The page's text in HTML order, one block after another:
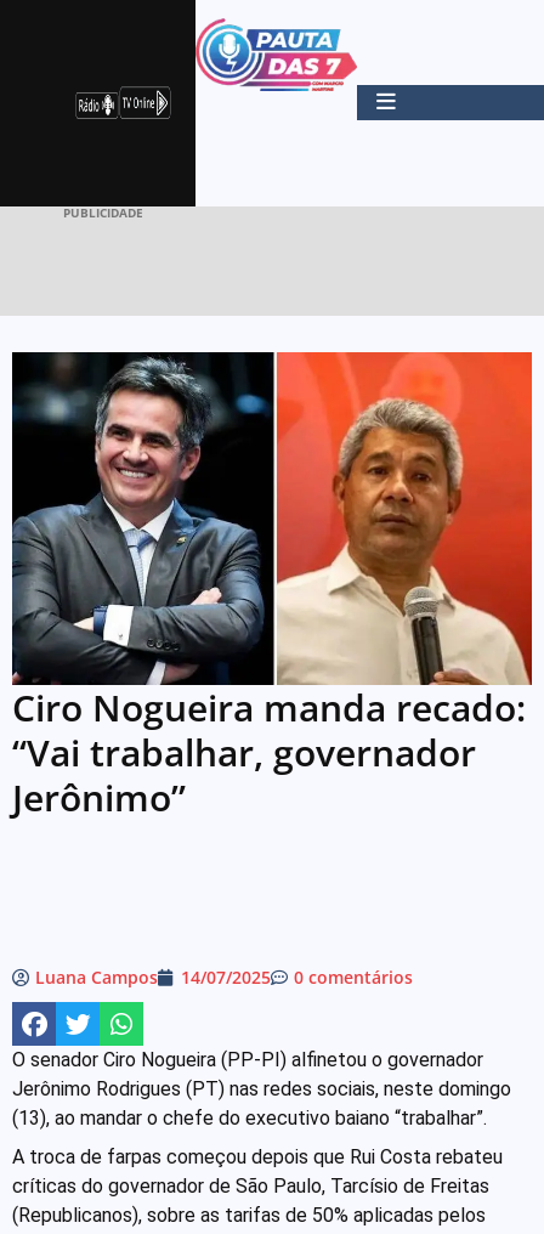
PUBLICIDADE
Ciro Nogueira manda recado:
“Vai trabalhar, governador
Jerônimo”
Luana Campos 14/07/2025 0 comentários
O senador Ciro Nogueira (PP-PI) alfinetou o governador
Jerônimo Rodrigues (PT) nas redes sociais, neste domingo
(13), ao mandar o chefe do executivo baiano “trabalhar”.
A troca de farpas começou depois que Rui Costa rebateu
críticas do governador de São Paulo, Tarcísio de Freitas
(Republicanos), sobre as tarifas de 50% aplicadas pelos